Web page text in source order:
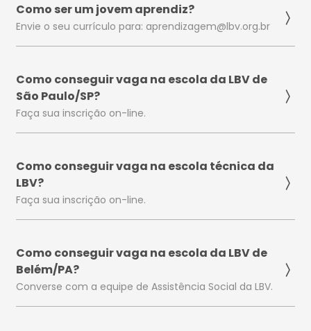
Como ser um jovem aprendiz?
Envie o seu currículo para: aprendizagem@lbv.org.br
Como conseguir vaga na escola da LBV de
São Paulo/SP?
Faça sua inscrição on-line.
Como conseguir vaga na escola técnica da
LBV?
Faça sua inscrição on-line.
Como conseguir vaga na escola da LBV de
Belém/PA?
Converse com a equipe de Assistência Social da LBV.